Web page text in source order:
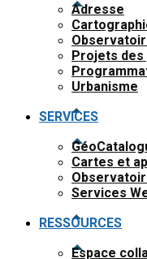
Adresse
Projets des
Urbanisme
SERVICES
Cartes et
Services
RESSOURCES
Espace